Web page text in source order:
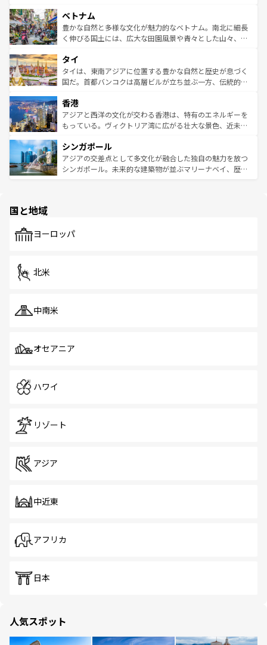
参照してほしい。
容にもいいと評判のスイーツなど、バラエティ豊かな料理
が味わえる。 なお、新着の台湾情報は コンテンツ一覧を参
照してほしい。
き、地方に足を延ばせば四季折々の自然美を楽しむことが
できる。そして、キムチや焼肉、絶品のストリートフード
まで、さまざまな韓国料理が待っている。夜には、韓国な
リティに包まれながら、韓国の多彩な魅力を心ゆくまで味
わってみてほしい。 なお、新着の韓国情報はコンテンツ一
覧を参照してほしい。
ベトナム
豊かな自然と多様な文化が魅力的なベトナム。南北に細長
く伸びる国土には、広大な田園風景や青々とした山々、世
急速な発展と共に伝統が息づく。ハノイの古い町並みやホ
ーチミン市のフランス統治時代の建物も、独特の雰囲気を
醸し出している。また、バラエティの豊かさとおいしさで
とつ。フォーやバインミー、ベトナムコーヒーなどは、ぜ
ひ現地で味わいたい。どの地域を訪れてもあたたかい人々
が旅行者を迎えてくれるので、きっと忘れられない旅にな
参照してほしい。
タイ
タイは、東南アジアに位置する豊かな自然と歴史が息づく
国だ。首都バンコクは高層ビルが立ち並ぶ一方、伝統的な
の活気が交差している。北部ではチェンマイなどの山岳地
帯で自然と触れ合い、南部ではプーケットやクラビの美し
いビーチでリゾート気分を楽しむことができる。タイ料理
激する。気候は一年中温暖で、どの季節にも異なる楽しみ
が待っている。親しみやすいタイの人々、仏教を中心とし
た文化、そして多様な観光資源が、訪れる旅人を魅了し続
香港
アジアと西洋の文化が交わる香港は、特有のエネルギーを
もっている。ヴィクトリア湾に広がる壮大な景色、近未来
み、どこを訪れても感動するはず。観光スポットが密集し
ており、効率よく見どころを回れるのも魅力。息をのむよ
うな絶景から文化的な体験まで、香港を存分に楽しみ尽く
シンガポール
アジアの交差点として多文化が融合した独自の魅力を放つ
シンガポール。未来的な建築物が並ぶマリーナベイ、歴史
で、ホーカーズは地元の風情を楽しめる外せないスポット
国と地域
ヨーロッパ
北米
中南米
オセアニア
ハワイ
リゾート
アジア
中近東
アフリカ
日本
人気スポット